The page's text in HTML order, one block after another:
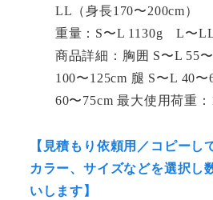
LL（身長170〜200cm）
重量：S〜L 1130g L〜
商品詳細：胸囲 S〜L 55
100〜125cm 腿 S〜L 40
60〜75cm 最大使用荷重：
【見積もり依頼用／コピーし
カラー、サイズなどを選択し
いします】